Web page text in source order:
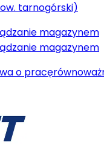
tarnogórski)
magazynem
magazynem
o pracę